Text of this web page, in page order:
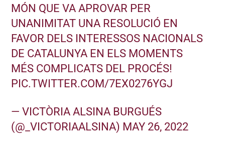
MÓN QUE VA APROVAR PER
UNANIMITAT UNA RESOLUCIÓ EN
FAVOR DELS INTERESSOS NACIONALS
DE CATALUNYA EN ELS MOMENTS
MÉS COMPLICATS DEL PROCÉS!
PIC.TWITTER.COM/7EX0276YGJ
— VICTÒRIA ALSINA BURGUÉS
(@_VICTORIAALSINA) MAY 26, 2022